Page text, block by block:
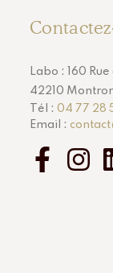
Labo : 160
42210
Tél : 04 77 28
Email :